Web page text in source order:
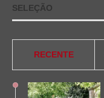
SELEÇÃO
RECENTE